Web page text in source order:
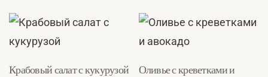
Крабовый салат с кукурузой
Оливье с креветками и